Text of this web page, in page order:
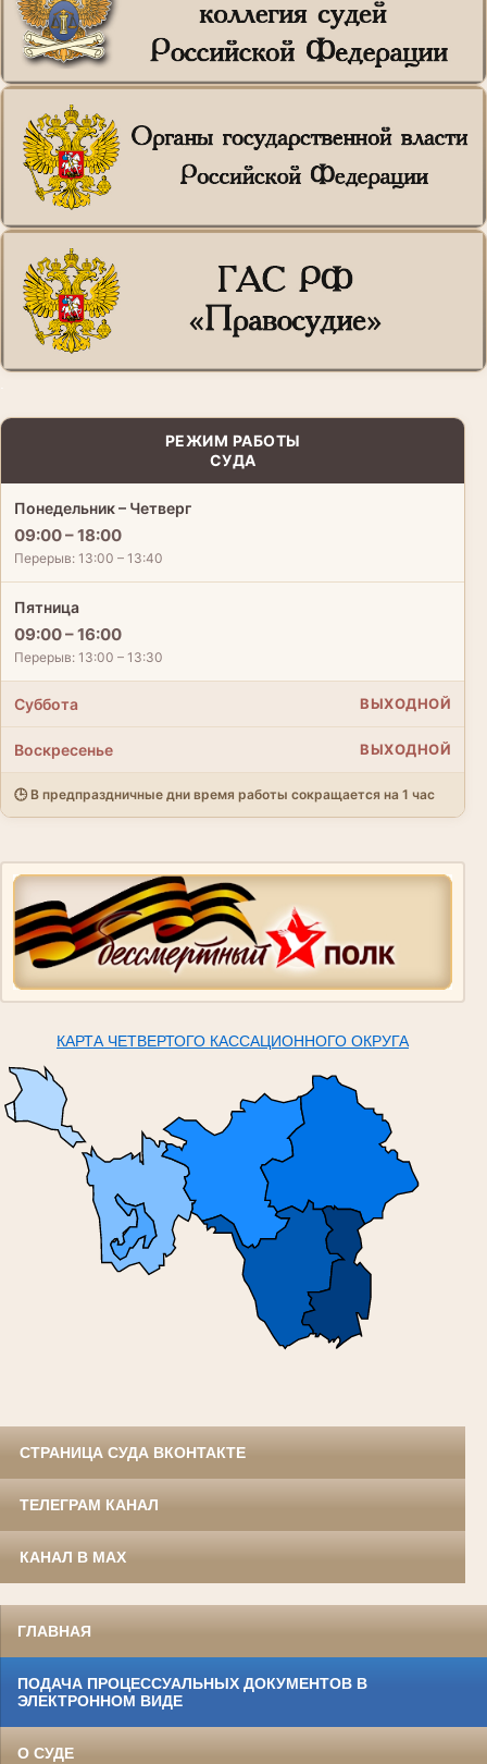
РЕЖИМ РАБОТЫ
СУДА
Понедельник – Четверг
09:00 – 18:00
Перерыв: 13:00 – 13:40
Пятница
09:00 – 16:00
Перерыв: 13:00 – 13:30
Суббота ВЫХОДНОЙ
Воскресенье ВЫХОДНОЙ
🕒 В предпраздничные дни время работы сокращается на 1 час
КАРТА ЧЕТВЕРТОГО КАССАЦИОННОГО ОКРУГА
СТРАНИЦА СУДА ВКОНТАКТЕ
ТЕЛЕГРАМ КАНАЛ
КАНАЛ В MAX
ГЛАВНАЯ
ПОДАЧА ПРОЦЕССУАЛЬНЫХ ДОКУМЕНТОВ В
ЭЛЕКТРОННОМ ВИДЕ
О СУДЕ